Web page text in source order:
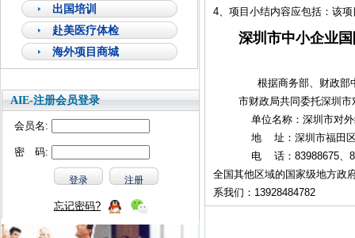
出国培训
赴美医疗体检
海外项目商城
AIE-注册会员登录
会员名:
密 码:
忘记密码?
4、项目小结内容应包括：该
深圳市中小企业
根据商务部、财政部中
市财政局共同委托深圳
单位名称：深圳市对
地 址：深圳市福田区
电 话：83988675、
全国其他区域的国家级地方政
系我们：13928484782